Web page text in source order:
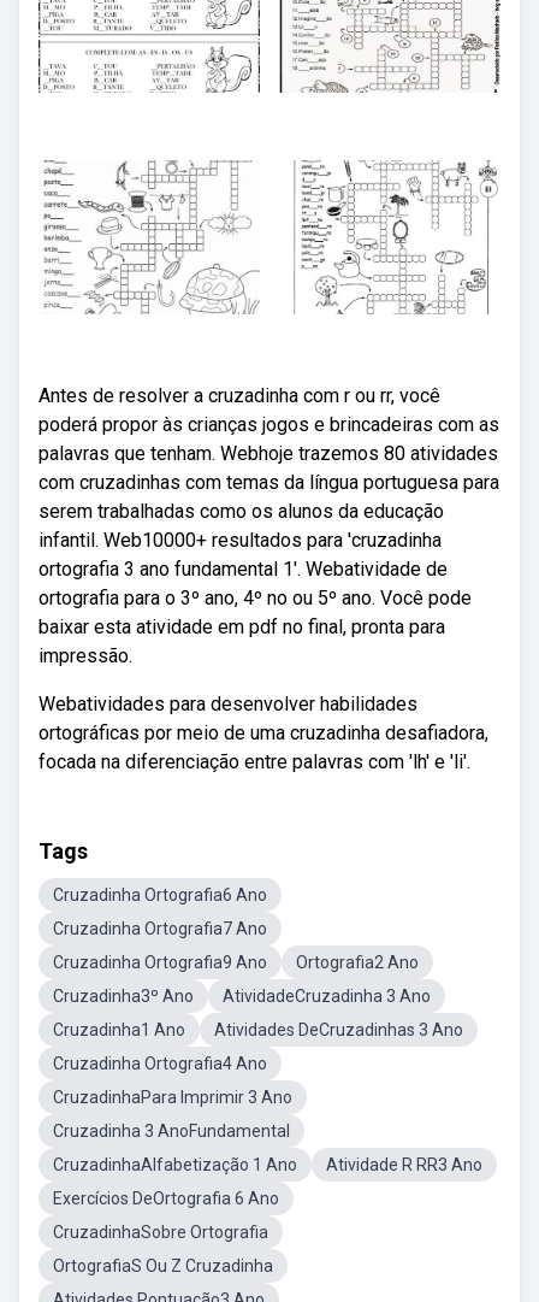
Antes de resolver a cruzadinha com r ou rr, você
poderá propor às crianças jogos e brincadeiras com as
palavras que tenham. Webhoje trazemos 80 atividades
com cruzadinhas com temas da língua portuguesa para
serem trabalhadas como os alunos da educação
infantil. Web10000+ resultados para 'cruzadinha
ortografia 3 ano fundamental 1'. Webatividade de
ortografia para o 3º ano, 4º no ou 5º ano. Você pode
baixar esta atividade em pdf no final, pronta para
impressão.
Webatividades para desenvolver habilidades
ortográficas por meio de uma cruzadinha desafiadora,
focada na diferenciação entre palavras com 'lh' e 'li'.
Tags
Cruzadinha Ortografia6 Ano
Cruzadinha Ortografia7 Ano
Cruzadinha Ortografia9 Ano
Ortografia2 Ano
Cruzadinha3º Ano
AtividadeCruzadinha 3 Ano
Cruzadinha1 Ano
Atividades DeCruzadinhas 3 Ano
Cruzadinha Ortografia4 Ano
CruzadinhaPara Imprimir 3 Ano
Cruzadinha 3 AnoFundamental
CruzadinhaAlfabetização 1 Ano
Atividade R RR3 Ano
Exercícios DeOrtografia 6 Ano
CruzadinhaSobre Ortografia
OrtografiaS Ou Z Cruzadinha